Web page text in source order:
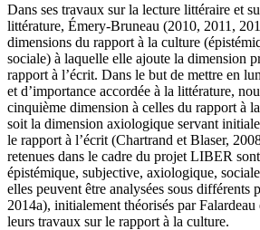
Dans ses travaux sur la lecture littéraire et
littérature, Émery-Bruneau (2010, 2011,
dimensions du rapport à la culture
sociale) à laquelle elle ajoute la dimension
rapport à l’écrit. Dans le but de mettre en
et d’importance accordée à la littérature,
cinquième dimension à celles du rapport à
soit la dimension axiologique servant
le rapport à l’écrit (Chartrand et Blaser,
retenues dans le cadre du projet LIBER
épistémique, subjective, axiologique,
elles peuvent être analysées sous différents
2014a), initialement théorisés par
leurs travaux sur le rapport à la culture.